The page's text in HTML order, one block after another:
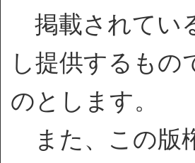
掲載されてい
し提供するもの
のとします。
また、この版